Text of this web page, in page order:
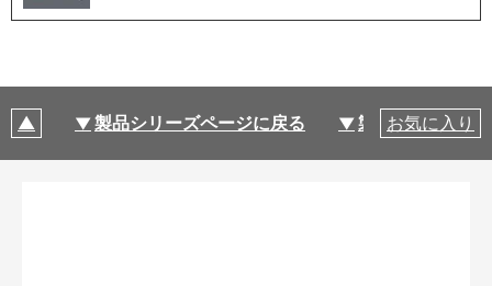
製品シリーズページに戻る 製品仕様
お気に入り